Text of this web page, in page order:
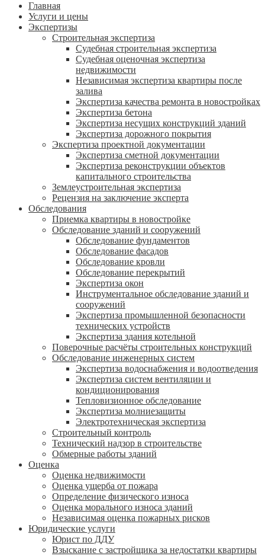
Главная
Услуги и цены
Экспертизы
Строительная экспертиза
Судебная строительная экспертиза
Судебная оценочная экспертиза
недвижимости
Независимая экспертиза квартиры после
залива
Экспертиза качества ремонта в новостройках
Экспертиза бетона
Экспертиза несущих конструкций зданий
Экспертиза дорожного покрытия
Экспертиза проектной документации
Экспертиза сметной документации
Экспертиза реконструкции объектов
капитального строительства
Землеустроительная экспертиза
Рецензия на заключение эксперта
Обследования
Приемка квартиры в новостройке
Обследование зданий и сооружений
Обследование фундаментов
Обследование фасадов
Обследование кровли
Обследование перекрытий
Экспертиза окон
Инструментальное обследование зданий и
сооружений
Экспертиза промышленной безопасности
технических устройств
Экспертиза здания котельной
Поверочные расчёты строительных конструкций
Обследование инженерных систем
Экспертиза водоснабжения и водоотведения
Экспертиза систем вентиляции и
кондиционирования
Тепловизионное обследование
Экспертиза молниезащиты
Электротехническая экспертиза
Строительный контроль
Технический надзор в строительстве
Обмерные работы зданий
Оценка
Оценка недвижимости
Оценка ущерба от пожара
Определение физического износа
Оценка морального износа зданий
Независимая оценка пожарных рисков
Юридические услуги
Юрист по ДДУ
Взыскание с застройщика за недостатки квартиры